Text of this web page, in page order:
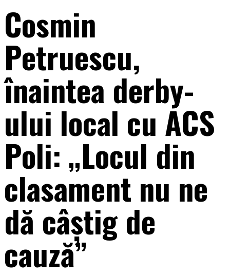
Cosmin
Petruescu,
înaintea derby-
ului local cu ACS
Poli: „Locul din
clasament nu ne
dă câștig de
cauză”